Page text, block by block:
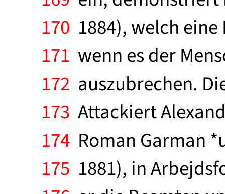
170 1884), welch
171 wenn es der
172 auszubrechen.
173 Attackiert
174 Roman Garman
175 1881), in